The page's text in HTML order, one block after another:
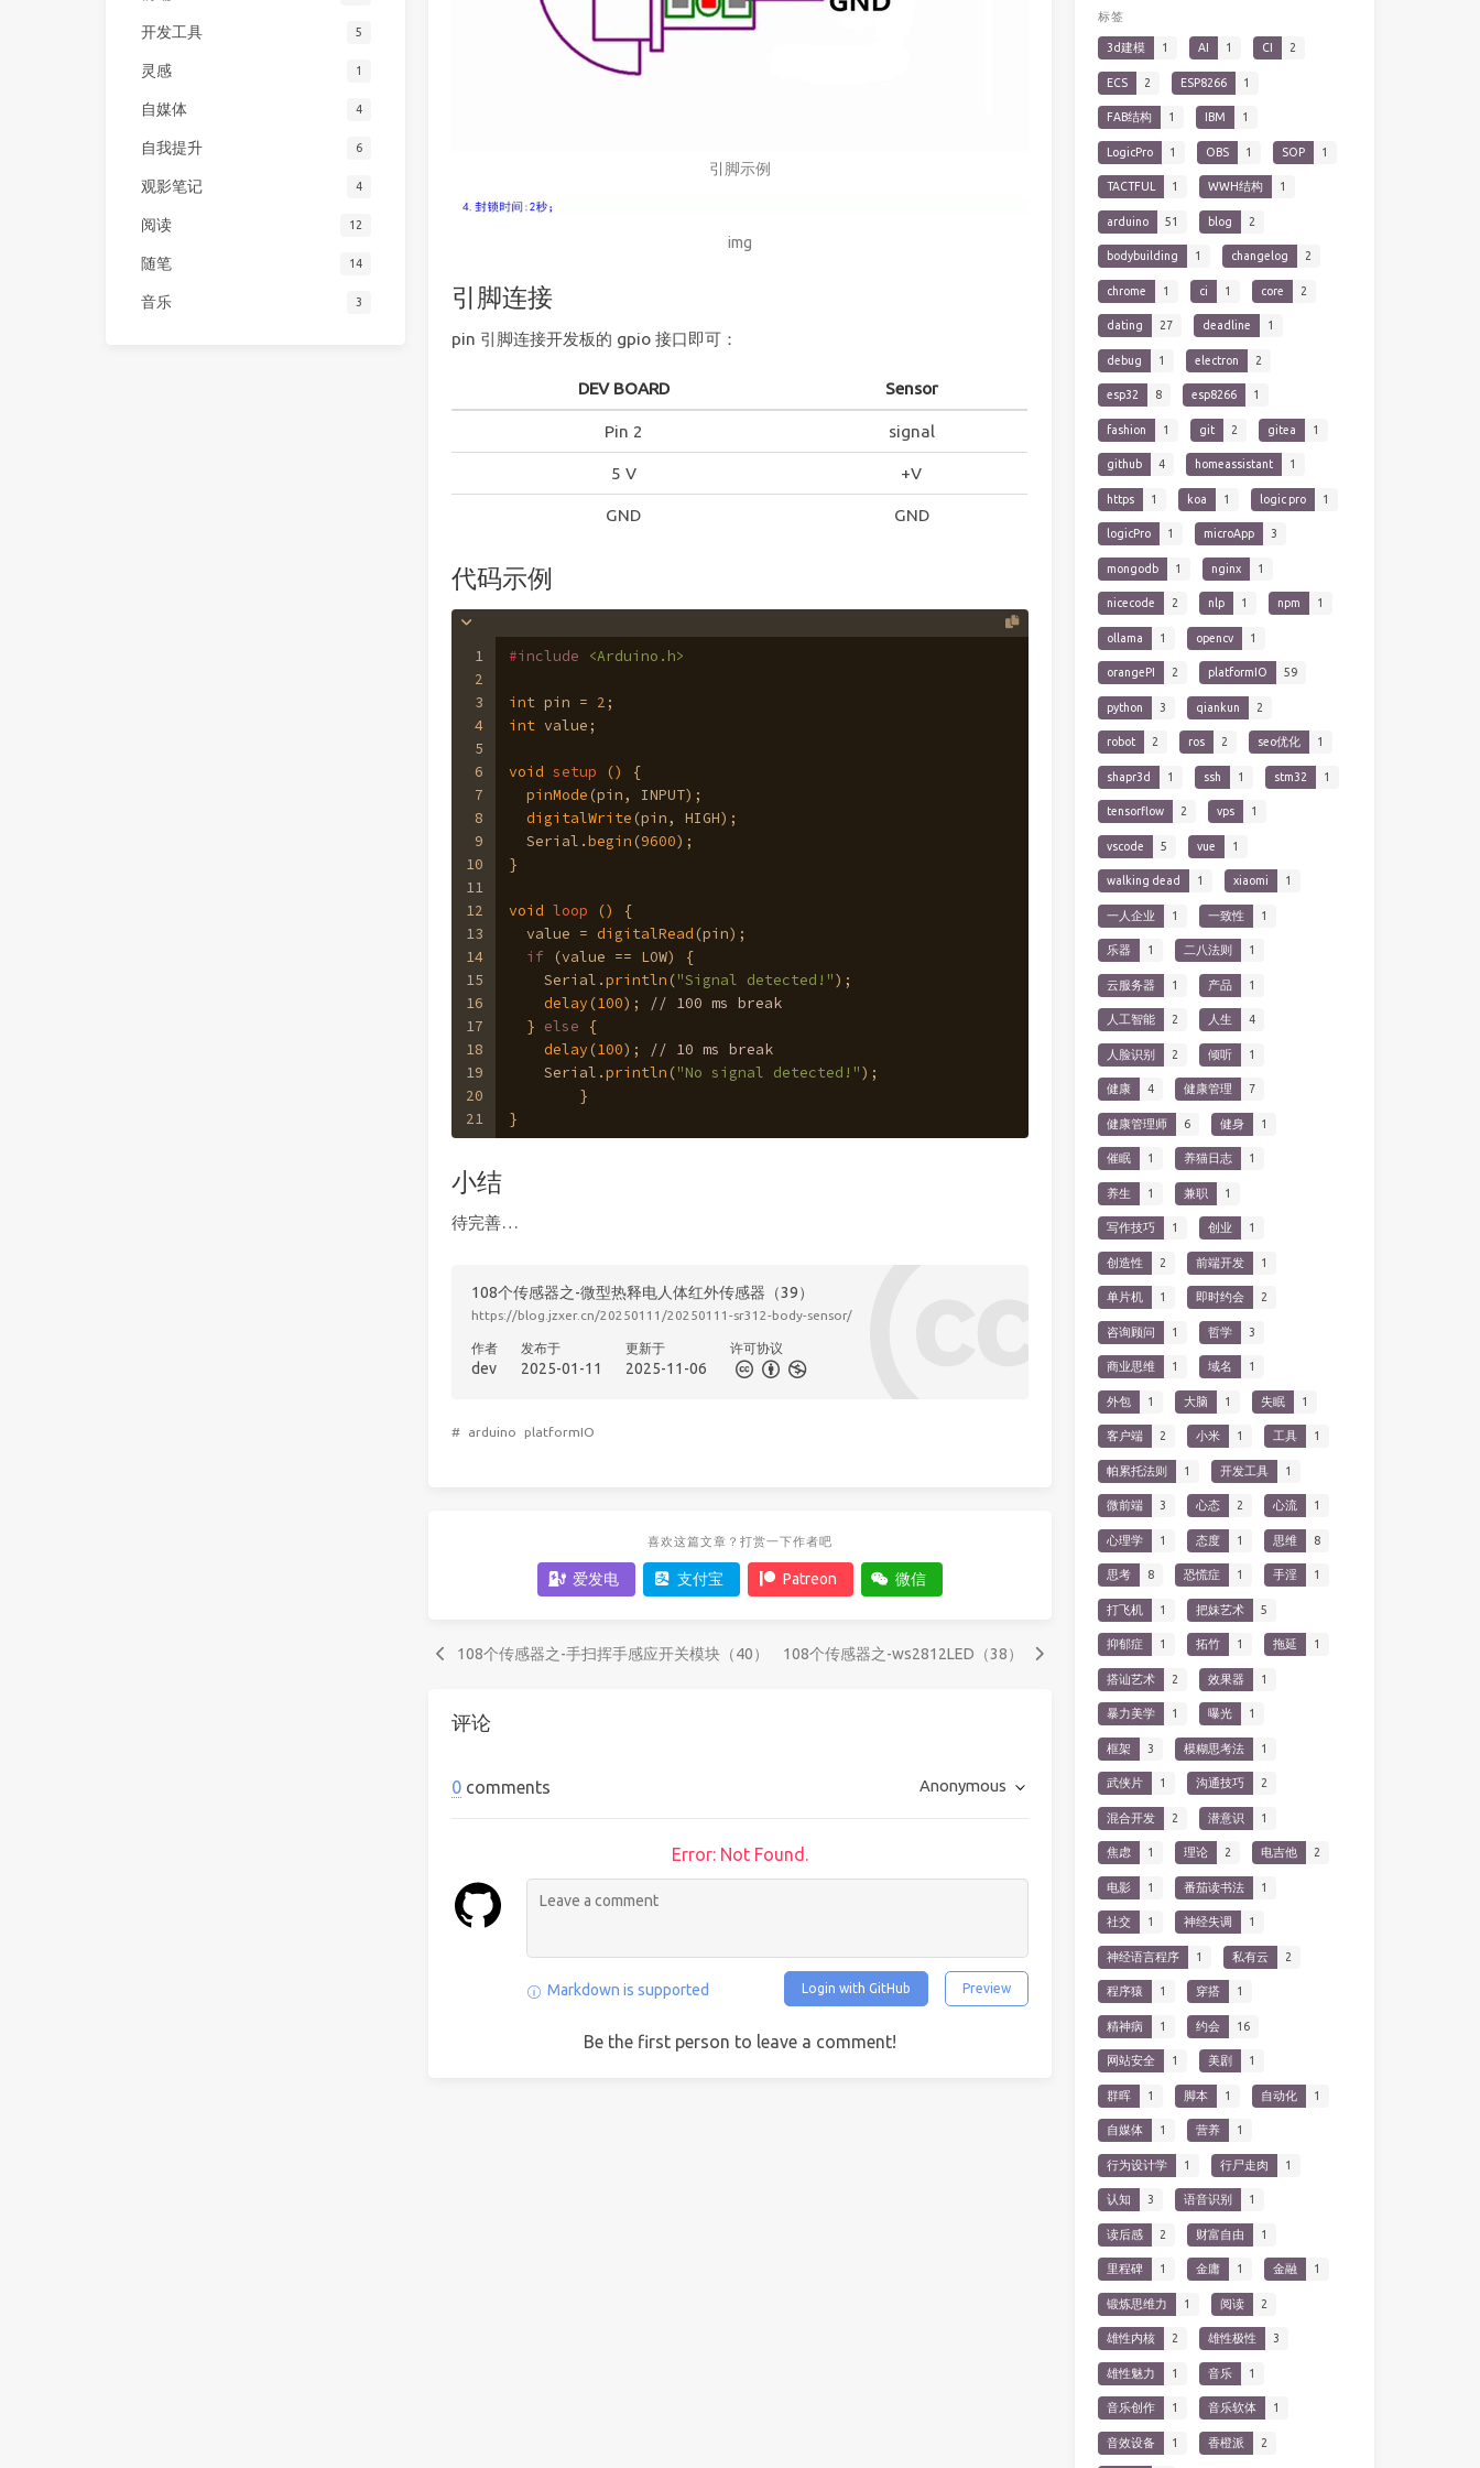
引脚示例
img
引脚连接
pin 引脚连接开发板的 gpio 接口即可：
DEV BOARD Sensor
Pin 2 signal
5 V +V
GND GND
代码示例
1
2
3
4
5
6
7
8
9
10
11
12
13
14
15
16
17
18
19
20
21
#include <Arduino.h>
int pin = 2 ;
int value;
void setup ()
{
pinMode (pin, INPUT);
digitalWrite (pin, HIGH);
  Serial.
begin (9600);
}
void loop ()
{
  value =
digitalRead (pin);
if (value == LOW) {
    Serial.
println ("Signal detected!");
delay (100);
// 100 ms break
  }
else {
delay (100);
// 10 ms break
    Serial.
println ("No signal detected!");
	}
}
小结
待完善…
108个传感器之-微型热释电人体红外传感器（39）
https://blog.jzxer.cn/20250111/20250111-sr312-body-sensor/
作者
dev
发布于
2025-01-11
更新于
2025-11-06
许可协议
# arduino platformIO
喜欢这篇文章？打赏一下作者吧
爱发电 支付宝 Patreon 微信
108个传感器之-手扫挥手感应开关模块（40） 108个传感器之-ws2812LED（38）
评论
0 comments Anonymous
Error: Not Found.
Markdown is supported Preview
Login with GitHub
Be the first person to leave a comment!
开发工具 5
灵感 1
自媒体 4
自我提升 6
观影笔记 4
阅读 12
随笔 14
音乐 3
标签
3d建模 1 AI 1 CI 2
ECS 2 ESP8266 1
FAB结构 1 IBM 1
LogicPro 1 OBS 1 SOP 1
TACTFUL 1 WWH结构 1
arduino 51 blog 2
bodybuilding 1 changelog 2
chrome 1 ci 1 core 2
dating 27 deadline 1
debug 1 electron 2
esp32 8 esp8266 1
fashion 1 git 2 gitea 1
github 4 homeassistant 1
https 1 koa 1 logic pro 1
logicPro 1 microApp 3
mongodb 1 nginx 1
nicecode 2 nlp 1 npm 1
ollama 1 opencv 1
orangePI 2 platformIO 59
python 3 qiankun 2
robot 2 ros 2 seo优化 1
shapr3d 1 ssh 1 stm32 1
tensorflow 2 vps 1
vscode 5 vue 1
walking dead 1 xiaomi 1
一人企业 1 一致性 1
乐器 1 二八法则 1
云服务器 1 产品 1
人工智能 2 人生 4
人脸识别 2 倾听 1
健康 4 健康管理 7
健康管理师 6 健身 1
催眠 1 养猫日志 1
养生 1 兼职 1
写作技巧 1 创业 1
创造性 2 前端开发 1
单片机 1 即时约会 2
咨询顾问 1 哲学 3
商业思维 1 域名 1
外包 1 大脑 1 失眠 1
客户端 2 小米 1 工具 1
帕累托法则 1 开发工具 1
微前端 3 心态 2 心流 1
心理学 1 态度 1 思维 8
思考 8 恐慌症 1 手淫 1
打飞机 1 把妹艺术 5
抑郁症 1 拓竹 1 拖延 1
搭讪艺术 2 效果器 1
暴力美学 1 曝光 1
框架 3 模糊思考法 1
武侠片 1 沟通技巧 2
混合开发 2 潜意识 1
焦虑 1 理论 2 电吉他 2
电影 1 番茄读书法 1
社交 1 神经失调 1
神经语言程序 1 私有云 2
程序猿 1 穿搭 1
精神病 1 约会 16
网站安全 1 美剧 1
群晖 1 脚本 1 自动化 1
自媒体 1 营养 1
行为设计学 1 行尸走肉 1
认知 3 语音识别 1
读后感 2 财富自由 1
里程碑 1 金庸 1 金融 1
锻炼思维力 1 阅读 2
雄性内核 2 雄性极性 3
雄性魅力 1 音乐 1
音乐创作 1 音乐软体 1
音效设备 1 香橙派 2